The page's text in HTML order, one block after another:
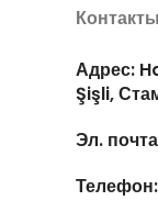
Контакты
Адрес:
Şişli,
Эл.
Телефон: